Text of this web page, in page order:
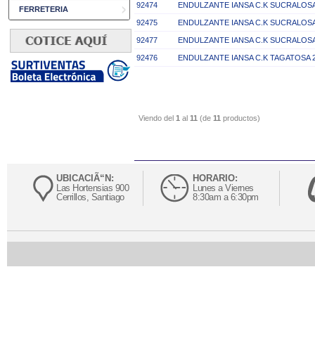
FERRETERIA 92474 ENDULZANTE IANSA C.K
92475 ENDULZANTE IANSA C.K
92477 ENDULZANTE IANSA C.K
92476 ENDULZANTE IANSA C.K TAGATOSA
Viendo del 1 al 11 (de 11 productos)
UBICACIÃ“N:
Las Hortensias 900
Cerrillos, Santiago
HORARIO:
Lunes a Viernes
8:30am a 6:30pm